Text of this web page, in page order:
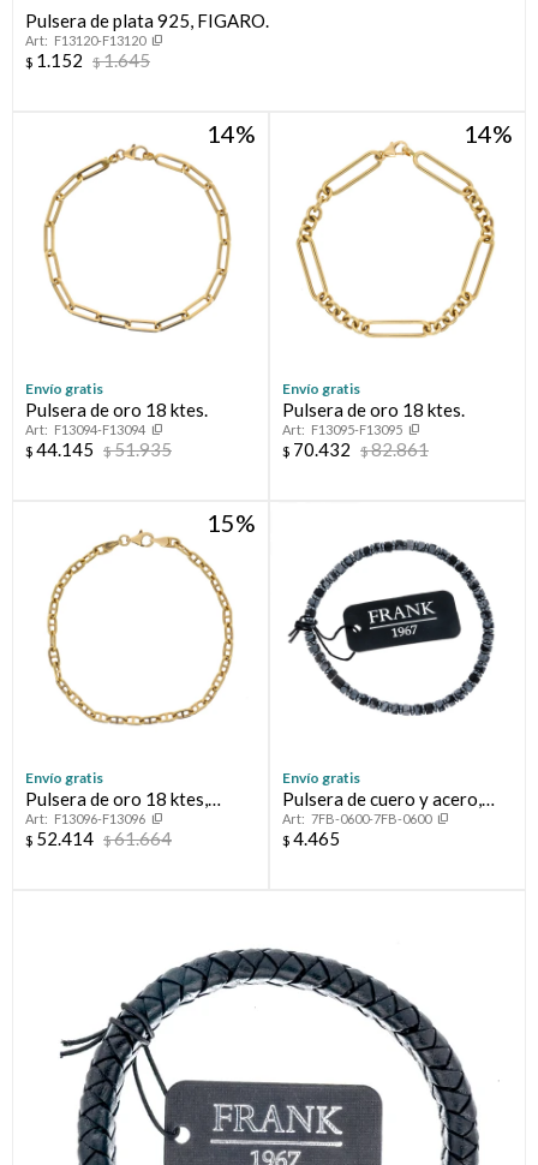
Pulsera de plata 925, FIGARO.
F13120-F13120
$ 1.152 $1.645
14
Envío gratis
Pulsera de oro 18 ktes.
F13094-F13094
$ 44.145 $51.935
14
Envío gratis
Pulsera de oro 18 ktes.
F13095-F13095
$ 70.432 $82.861
15
Envío gratis
Pulsera de oro 18 ktes,
MARINERO.
F13096-F13096
$ 52.414 $61.664
Envío gratis
Pulsera de cuero y acero,
FRANK7FB-0600-7FB-0600
$ 4.465
Compromiso